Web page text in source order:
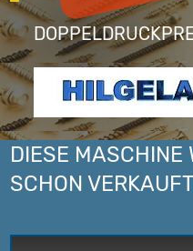
DIESE MASCHINE
SCHON